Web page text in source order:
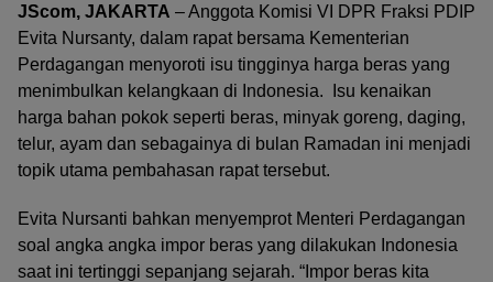
JScom, JAKARTA – Anggota Komisi VI DPR Fraksi PDIP
Evita Nursanty, dalam rapat bersama Kementerian
Perdagangan menyoroti isu tingginya harga beras yang
menimbulkan kelangkaan di Indonesia. Isu kenaikan
harga bahan pokok seperti beras, minyak goreng, daging,
telur, ayam dan sebagainya di bulan Ramadan ini menjadi
topik utama pembahasan rapat tersebut.
Evita Nursanti bahkan menyemprot Menteri Perdagangan
soal angka angka impor beras yang dilakukan Indonesia
saat ini tertinggi sepanjang sejarah. “Impor beras kita